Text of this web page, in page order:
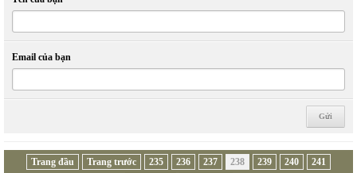
Email của bạn
Trang đầu Trang trước 235 236 237 238 239 240
241